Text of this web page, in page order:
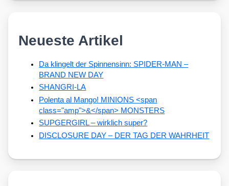
Neueste Artikel
Da klingelt der Spinnensinn: SPIDER-MAN –
BRAND NEW DAY
SHANGRI-LA
Polenta al Mango! MINIONS <span
class="amp">&</span> MONSTERS
SUPGERGIRL – wirklich super?
DISCLOSURE DAY – DER TAG DER WAHRHEIT